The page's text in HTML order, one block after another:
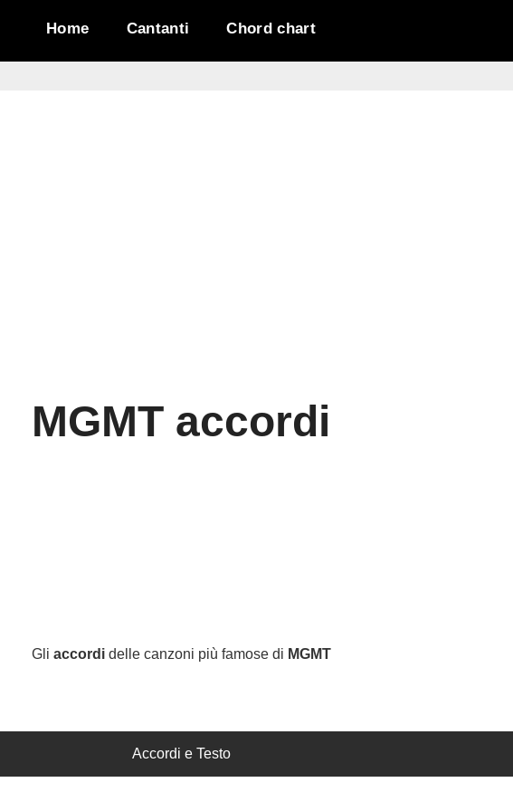
Home Cantanti Chord chart
MGMT accordi
Gli accordidelle canzoni più famose di MGMT
Accordi e Testo